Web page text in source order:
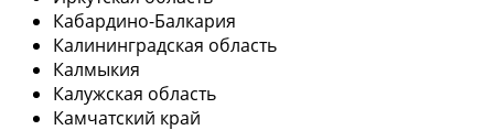
Кабардино-Балкария
Калининградская область
Калмыкия
Калужская область
Камчатский край